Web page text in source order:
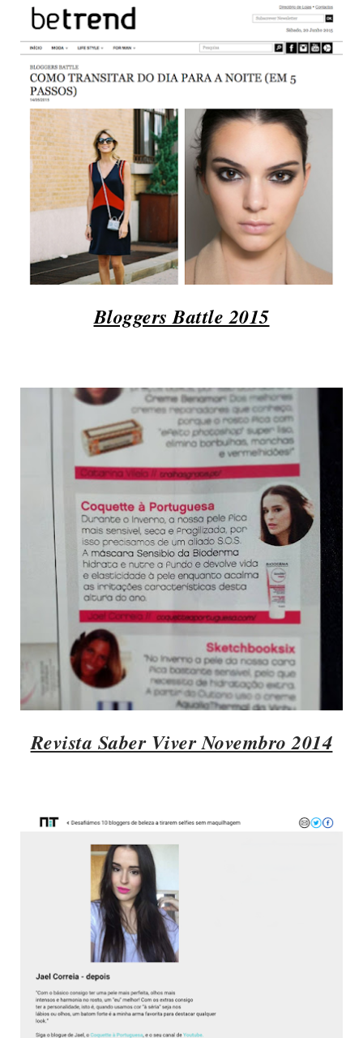
Bloggers Battle 2015
Revista Saber Viver Novembro 2014